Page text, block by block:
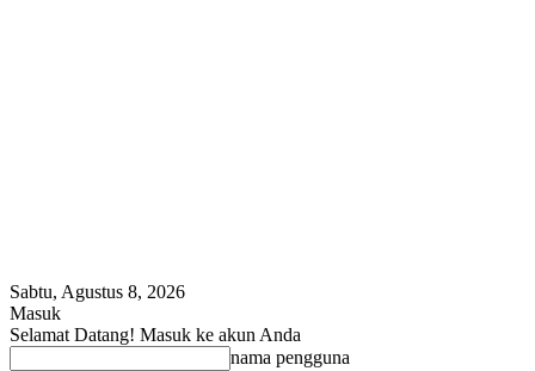
Sabtu, Agustus 8, 2026
Masuk
Selamat Datang! Masuk ke akun Anda
nama pengguna